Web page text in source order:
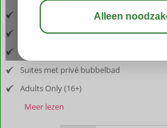
Inclusief vlucht en huurauto
Gelegen nabij Ierapetra
Suites met privé bubbelbad
Adults Only (16+)
Meer lezen